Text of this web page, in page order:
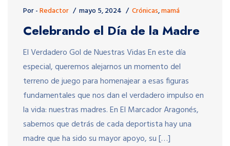
Por -Redactor mayo 5, 2024 Crónicas,mamá
Celebrando el Día de la Madre
El Verdadero Gol de Nuestras Vidas En este día
especial, queremos alejarnos un momento del
terreno de juego para homenajear a esas figuras
fundamentales que nos dan el verdadero impulso en
la vida: nuestras madres. En El Marcador Aragonés,
sabemos que detrás de cada deportista hay una
madre que ha sido su mayor apoyo, su […]